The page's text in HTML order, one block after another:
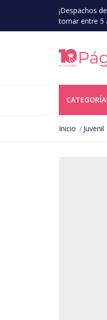
¡Despachos
tomar entre 5
Inicio Juvenil